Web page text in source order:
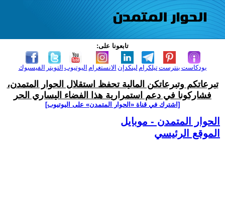
تابعونا على:
الفيسبوك التويتر اليوتيوب الانستغرام لينكدإن تيلكرامبنترست بودكاست
تبرعاتكم وتبرعاتكن المالية تحفظ استقلال الحوار المتمدن،
فشاركونا في دعم استمرارية هذا الفضاء اليساري الحر
[اشترك في قناة ‫«الحوار المتمدن» على اليوتيوب]
الحوار المتمدن - موبايل
الموقع الرئيسي